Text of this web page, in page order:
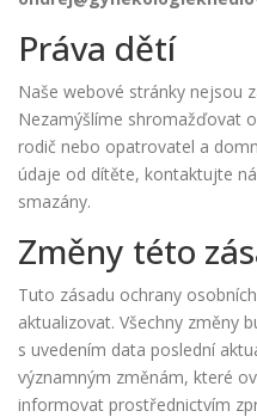
Práva dětí
Naše webové stránky nejsou
Nezamýšlíme shromažďovat
rodič nebo opatrovatel a
údaje od dítěte, kontaktujte
smazány.
Změny této
Tuto zásadu ochrany
aktualizovat. Všechny změny
s uvedením data poslední
významným změnám, které
informovat prostřednictvím